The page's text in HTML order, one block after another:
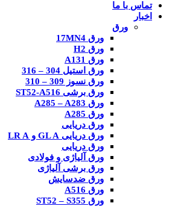
تماس با ما
اخبار
ورق
ورق 17MN4
ورق H2
ورق A131
ورق استیل 304 – 316
ورق نسوز 309 – 310
ورق برشی ST52-A516
ورق A285 – A283
ورق A285
ورق دریایی
ورق دریایی GL A و LR A
ورق دریایی
ورق آلیاژی و فولادی
ورق برشی آلیاژی
ورق ضدسایش
ورق A516
ورق ST52 – S355